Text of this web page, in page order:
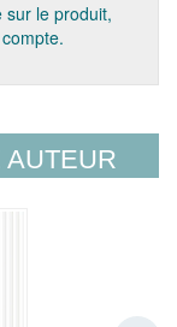
sur le produit,